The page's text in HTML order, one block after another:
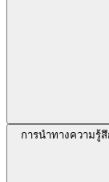
การนำทางความรู้